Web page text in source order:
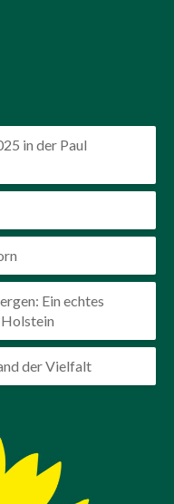
in der Paul
Ein echtes
der Vielfalt